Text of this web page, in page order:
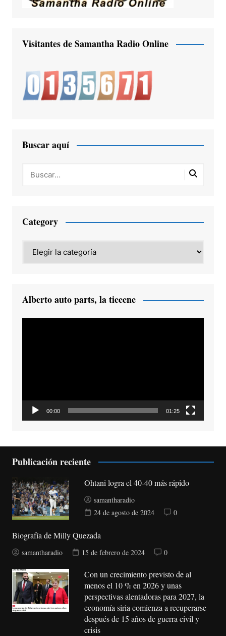
Visitantes de Samantha Radio Online
Buscar aquí
Category
Alberto auto parts, la tieeene
00:00 01:25
Publicación reciente
Ohtani logra el 40-40 más rápido
samantharadio
24 de agosto de 2024
0
Biografía de Milly Quezada
samantharadio 15 de febrero de 2024 0
Con un crecimiento previsto de al
menos el 10 % en 2026 y unas
perspectivas alentadoras para 2027, la
economía siria comienza a recuperarse
después de 15 años de guerra civil y
crisis